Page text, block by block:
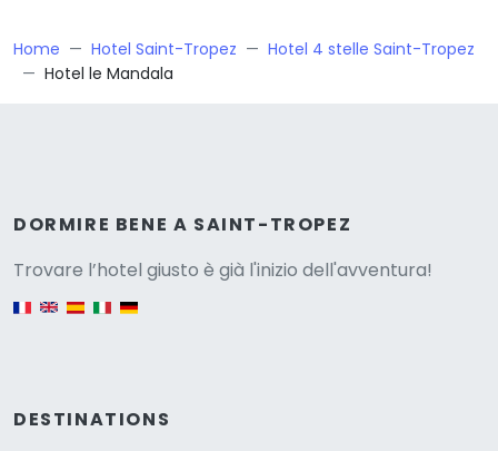
Home Hotel Saint-Tropez
Hotel 4 stelle Saint-Tropez
Hotel le Mandala
DORMIRE BENE A SAINT-TROPEZ
Trovare l’hotel giusto è già l'inizio dell'avventura!
English version
DESTINATIONS